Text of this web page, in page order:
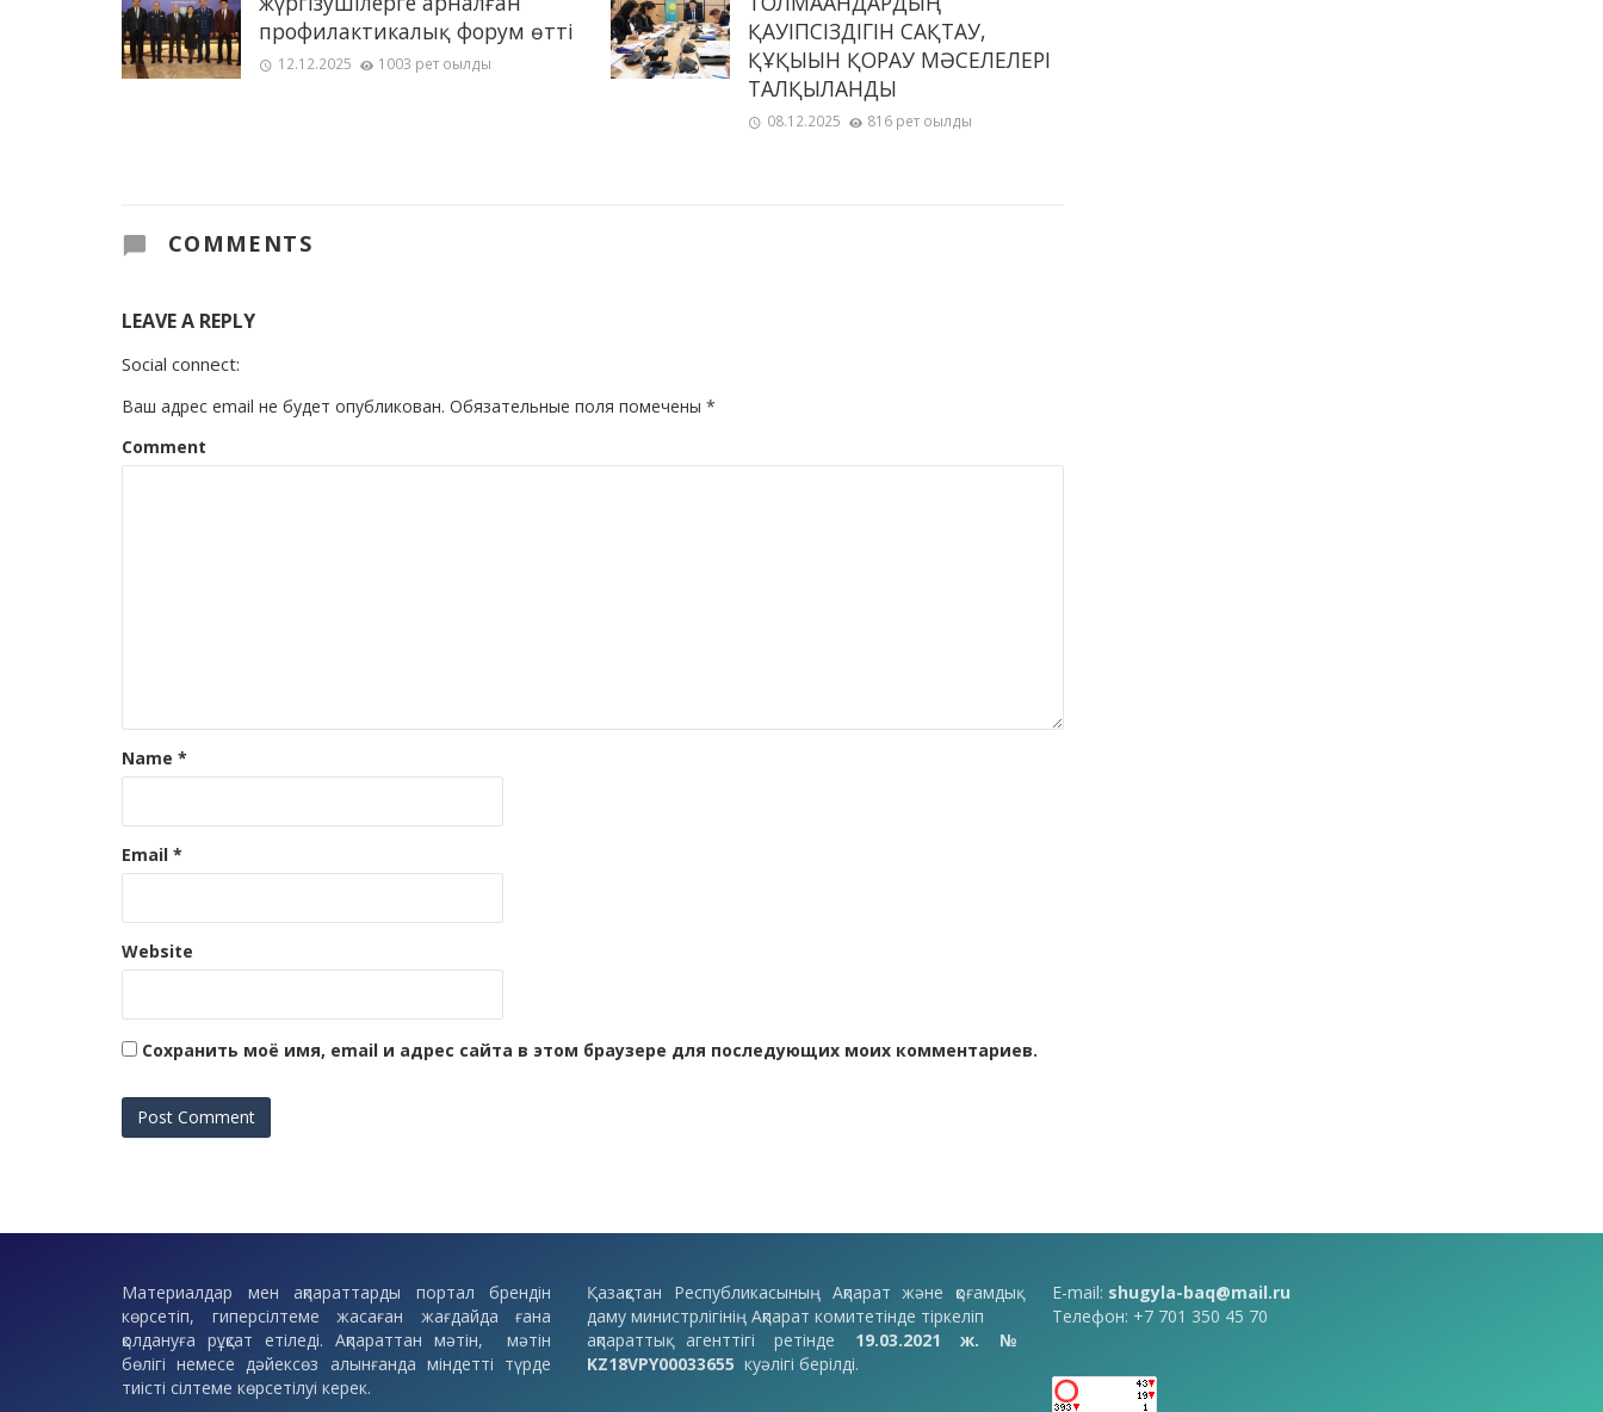
профилактикалық форум өтті
12.12.2025 1003 рет оқылды
ҚАУІПСІЗДІГІН САҚТАУ,
ҚҰҚЫҒЫН ҚОРҒАУ МӘСЕЛЕЛЕРІ
ТАЛҚЫЛАНДЫ
08.12.2025 816 рет оқылды
COMMENTS
LEAVE A REPLY
Social connect:
Ваш адрес email не будет опубликован. Обязательные поля помечены *
Comment
Name *
Email *
Website
Сохранить моё имя, email и адрес сайта в этом браузере для последующих моих комментариев.
Материалдар мен ақпараттарды портал брендін
көрсетіп, гиперсілтеме жасаған жағдайда ғана
қолдануға рұқсат етіледі. Ақпараттан мәтін, мәтін
бөлігі немесе дәйексөз алынғанда міндетті түрде
тиісті сілтеме көрсетілуі керек.
Қазақстан Республикасының Ақпарат және қоғамдық
даму министрлігінің Ақпарат комитетінде тіркеліп
ақпараттық агенттігі ретінде 19.03.2021 ж. №
KZ18VPY00033655 куәлігі берілді.
E-mail: shugyla-baq@mail.ru
Телефон: +7 701 350 45 70